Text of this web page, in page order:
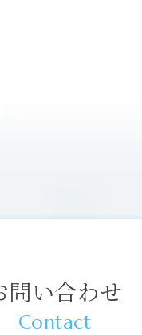
問い合わせ
Contact